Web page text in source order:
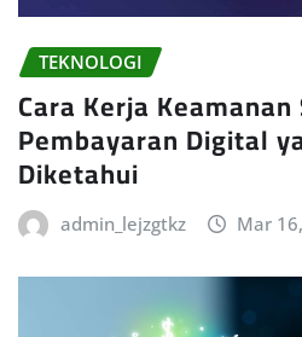
TEKNOLOGI
Cara Kerja
Pembayaran Digital
Diketahui
admin_lejzgtkz Mar